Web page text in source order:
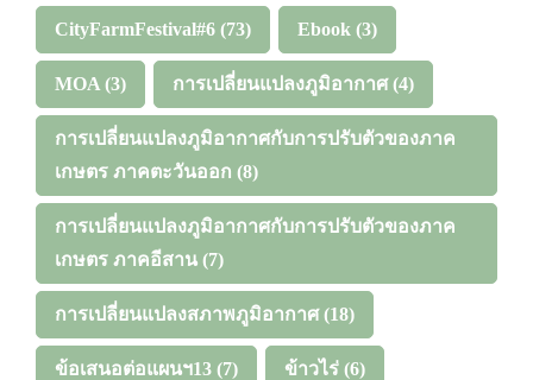
CityFarmFestival#6 (73) Ebook (3)
MOA (3) การเปลี่ยนแปลงภูมิอากาศ(4)
การเปลี่ยนแปลงภูมิอากาศกับการปรับตัวของภาค
เกษตร ภาคตะวันออก (8)
การเปลี่ยนแปลงภูมิอากาศกับการปรับตัวของภาค
เกษตร ภาคอีสาน (7)
การเปลี่ยนแปลงสภาพภูมิอากาศ(18)
ข้อเสนอต่อแผนฯ13 (7) ข้าวไร่ (6)